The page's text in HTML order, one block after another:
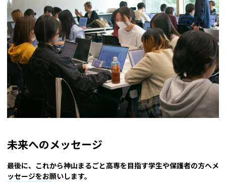
未来へのメッセージ
――最後に、これから神山まるごと高専を目指す学生や保護者の方へメ
ッセージをお願いします。